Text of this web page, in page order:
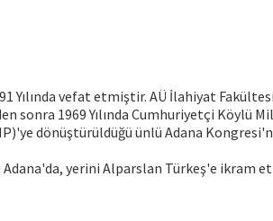
Yılında vefat etmiştir. AÜ İlahiyat Fakültesi
sonra 1969 Yılında Cumhuriyetçi Köylü
dönüştürüldüğü ünlü Adana
yerini Alparslan Türkeş'e ikram